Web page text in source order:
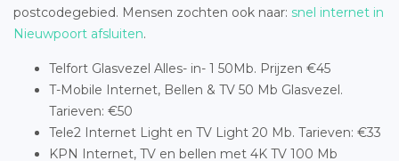
postcodegebied. Mensen zochten ook naar: snel internet in
Nieuwpoort afsluiten.
Telfort Glasvezel Alles- in- 1 50Mb. Prijzen €45
T-Mobile Internet, Bellen & TV 50 Mb Glasvezel.
Tarieven: €50
Tele2 Internet Light en TV Light 20 Mb. Tarieven: €33
KPN Internet, TV en bellen met 4K TV 100 Mb